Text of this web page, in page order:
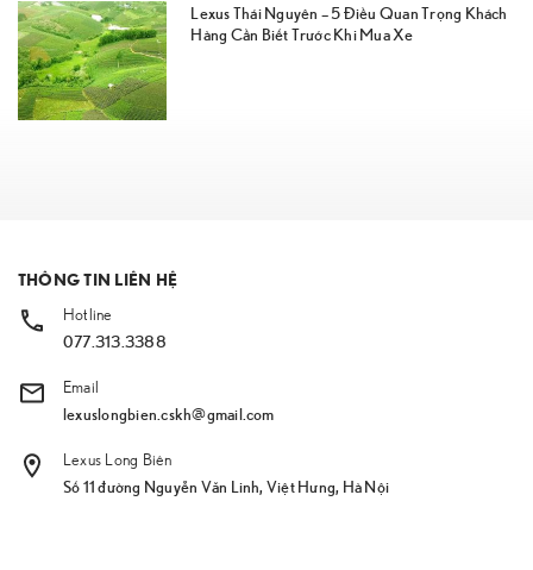
Lexus Thái Nguyên – 5 Điều Quan Trọng Khách
Hàng Cần Biết Trước Khi Mua Xe
THÔNG TIN LIÊN HỆ
Hotline
077.313.3388
Email
lexuslongbien.cskh@gmail.com
Lexus Long Biên
Số 11 đường Nguyễn Văn Linh, Việt Hưng, Hà Nội